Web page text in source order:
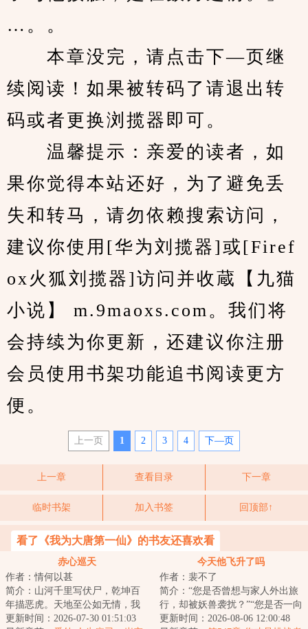
…。。
本章没完，请点击下—页继
续阅读！如果被转码了请退出转
码或者更换浏揽器即可。
温馨提示：亲爱的读者，如
果你觉得本站还好，为了避免丢
失和转马，请勿依赖搜索访问，
建议你使用[华为刘揽器]或[Firef
ox火狐刘揽器]访问并收蔵【九猫
小说】 m.9maoxs.com。我们将
会持续为你更新，还建议你注册
会员使用书架功能追书阅读更方
便。
上一页 1 2 3 4 下—页
上一章 查看目录 下一章
临时书架 加入书签 回顶部↑
看了《我为大唐第一仙》的书友还喜欢看
赤心巡天
作者：情何以甚
简介：山河千里写伏尸，乾坤百
年描恶虎。天地至公如无情，我
有赤心一颗，以巡天。欢迎来
更新时间：2026-07-30 01:51:03
今天他飞升了吗
作者：裴不了
简介：“您是否曾想与家人外出旅
行，却被妖兽袭扰？”“您是否一向
与人为善，却遇到魇物作祟？”“您
更新时间：2026-08-06 12:00:48